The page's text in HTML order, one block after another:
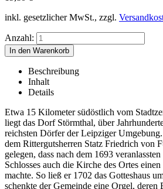
inkl. gesetzlicher MwSt., zzgl.
Anzahl:
Beschreibung
Inhalt
Details
Etwa 15 Kilometer südöstlich vom
liegt das Dorf Störmthal, über
reichsten Dörfer der Leipziger
dem Rittergutsherren Statz Friedrich von
gelegen, dass nach dem 1693
Schlosses auch die Kirche des Ortes
machte. So ließ er 1702 das Gotteshaus
schenkte der Gemeinde eine Orgel, deren